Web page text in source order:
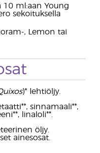
10 ml:aan Young
sekoituksella
, Lemon tai
)* lehtiöljy.
sinnamaali**,
linaloli**.
öljy.
ainesosat.